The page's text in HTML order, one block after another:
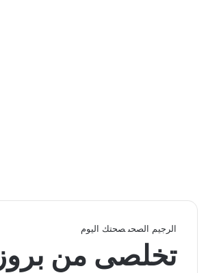
الرجيم الصحى صحتك اليوم
تخلصى من بروز